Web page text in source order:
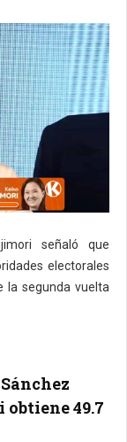
señaló que
electorales
la segunda vuelta
obtiene 49.7